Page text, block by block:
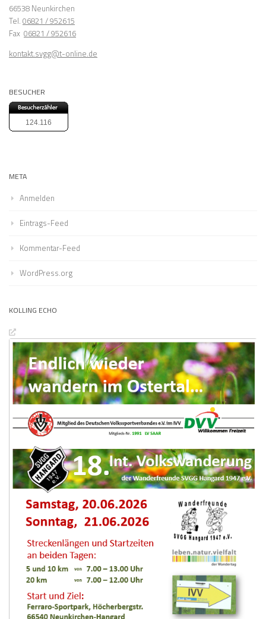
66538 Neunkirchen
Tel. 06821 / 952615
Fax 06821 / 952616
kontakt.svgg@t-online.de
BESUCHER
124.116
META
Anmelden
Eintrags-Feed
Kommentar-Feed
WordPress.org
KOLLING ECHO